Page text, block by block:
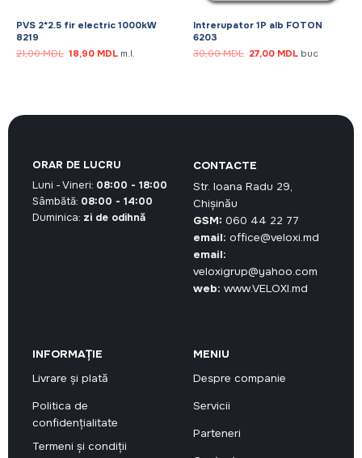
PVS 2*2.5 fir electric 1000kW
8219
21,00MDL Prețul
inițial
18,90 MDLPrețul
m.l.
Intrerupator 1P alb FOTON
6203
30,00MDL Prețul
inițial
27,00 MDLPrețul
buc
CONTACTE
Str. Ioana Radu 29,
Chișinău
GSM: 060 44 22 77
email: office@veloxi.md
email:
veloxigrup@yahoo.com
web: www.VELOXI.md
INFORMAȚIE
Livrare și plată
Politica de
confidențialitate
Termeni și condiții
MENIU
Despre companie
Servicii
Parteneri
ORAR DE LUCRU
Luni - Vineri: 08:00 - 18:00
Sâmbătă: 08:00 - 14:00
Duminica: zi de odihnă